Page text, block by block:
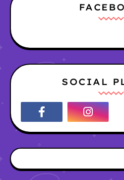
SOCIAL